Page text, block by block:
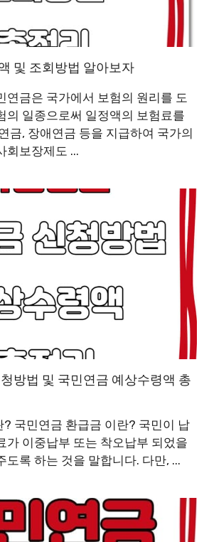
및 조회방법 알아보자
연금은 국가에서 보험의 원리를 도
의 일종으로써 일정액의 보험료를
금, 장애연금 등을 지급하여 국가의
회보장제도 ...
방법 및 국민연금 예상수령액 총
국민연금 환급금 이란? 국민이 납
가 이중납부 또는 착오납부 되었을
도록 하는 것을 말합니다. 다만, ...